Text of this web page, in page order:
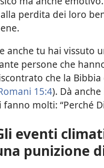
perdita dei loro
anche tu hai vissuto
persone che
che la
15:4). Dà
fanno molti: “Perché
eventi
punizione